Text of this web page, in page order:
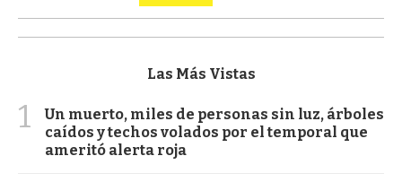
Las Más Vistas
1
Un muerto, miles de personas sin luz, árboles
caídos y techos volados por el temporal que
ameritó alerta roja